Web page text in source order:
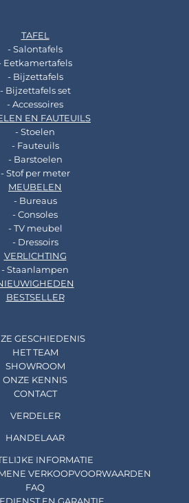
TAFEL
- Salontafels
Eetkamertafels
- Bijzettafels
- Bijzettafels set
- Accessoires
EN FAUTEUILS
- Stoelen
- Fauteuils
- Barstoelen
- Stof per meter
MEUBELEN
- Bureaus
- Consoles
- TV meubel
- Dressoirs
VERLICHTING
- Staanlampen
BESTSELLER
GESCHIEDENIS
HET TEAM
SHOWROOM
ONZE KENNIS
CONTACT
VERDELER
HANDELAAR
INFORMATIE
VERKOOPVOORWAARDEN
FAQ
EN GARANTIE